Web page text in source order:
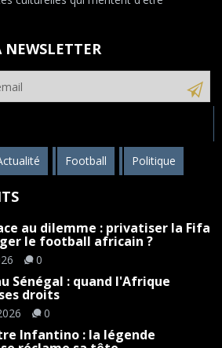
Football Politique
au dilemme : privatiser la Fifa
le football africain ?
0
Sénégal : quand l'Afrique
droits
0
Infantino : la légende